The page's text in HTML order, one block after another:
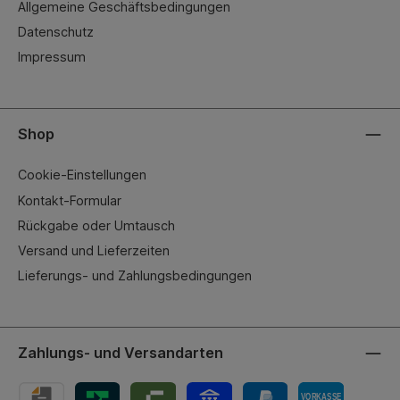
Allgemeine Geschäftsbedingungen
Datenschutz
Impressum
Shop
Cookie-Einstellungen
Kontakt-Formular
Rückgabe oder Umtausch
Versand und Lieferzeiten
Lieferungs- und Zahlungsbedingungen
Zahlungs- und Versandarten